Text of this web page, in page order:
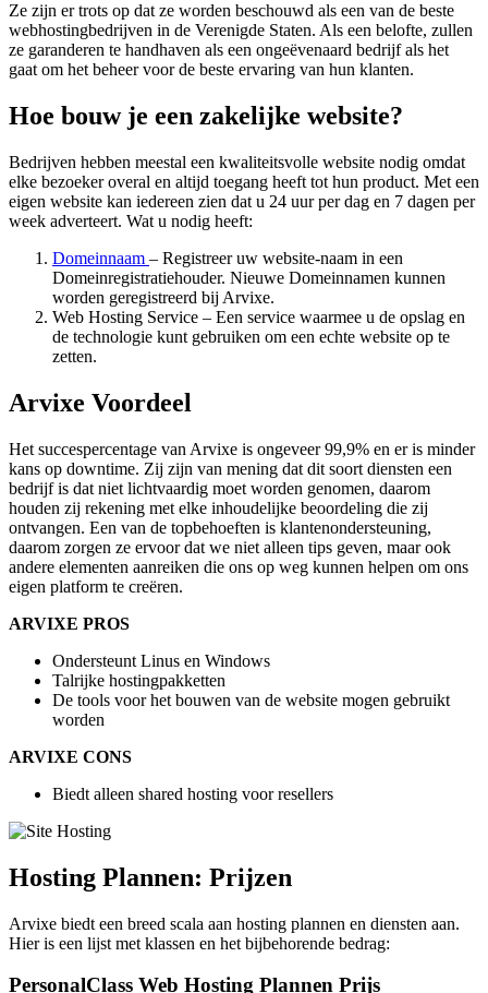
Ze zijn er trots op dat ze worden beschouwd als een van de beste
webhostingbedrijven in de Verenigde Staten. Als een belofte, zullen
ze garanderen te handhaven als een ongeëvenaard bedrijf als het
gaat om het beheer voor de beste ervaring van hun klanten.
Hoe bouw je een zakelijke website?
Bedrijven hebben meestal een kwaliteitsvolle website nodig omdat
elke bezoeker overal en altijd toegang heeft tot hun product. Met een
eigen website kan iedereen zien dat u 24 uur per dag en 7 dagen per
week adverteert. Wat u nodig heeft:
Domeinnaam – Registreer uw website-naam in een
Domeinregistratiehouder. Nieuwe Domeinnamen kunnen
worden geregistreerd bij Arvixe.
Web Hosting Service – Een service waarmee u de opslag en
de technologie kunt gebruiken om een echte website op te
zetten.
Arvixe Voordeel
Het succespercentage van Arvixe is ongeveer 99,9% en er is minder
kans op downtime. Zij zijn van mening dat dit soort diensten een
bedrijf is dat niet lichtvaardig moet worden genomen, daarom
houden zij rekening met elke inhoudelijke beoordeling die zij
ontvangen. Een van de topbehoeften is klantenondersteuning,
daarom zorgen ze ervoor dat we niet alleen tips geven, maar ook
andere elementen aanreiken die ons op weg kunnen helpen om ons
eigen platform te creëren.
ARVIXE PROS
Ondersteunt Linus en Windows
Talrijke hostingpakketten
De tools voor het bouwen van de website mogen gebruikt
worden
ARVIXE CONS
Biedt alleen shared hosting voor resellers
Hosting Plannen: Prijzen
Arvixe biedt een breed scala aan hosting plannen en diensten aan.
Hier is een lijst met klassen en het bijbehorende bedrag:
PersonalClass Web Hosting Plannen Prijs